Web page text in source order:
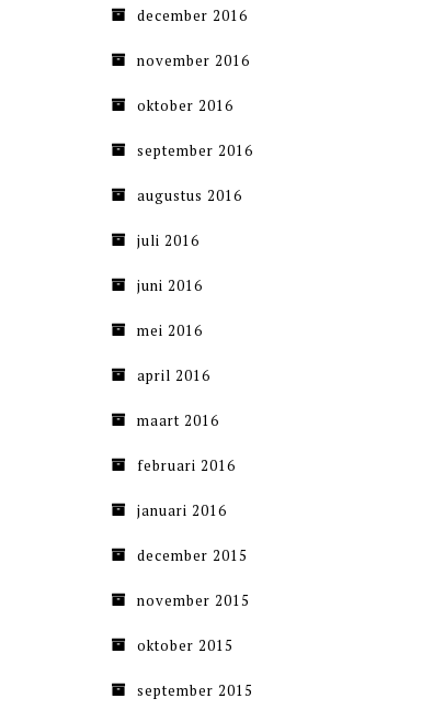
december 2016
november 2016
oktober 2016
september 2016
augustus 2016
juli 2016
juni 2016
mei 2016
april 2016
maart 2016
februari 2016
januari 2016
december 2015
november 2015
oktober 2015
september 2015